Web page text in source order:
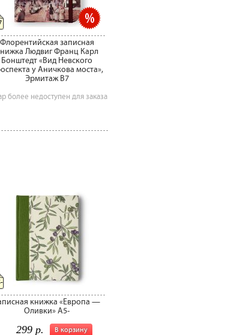
Флорентийская записная
Людвиг Франц Карл
Бонштедт «Вид Невского
у Аничкова моста»,
Эрмитаж B7
более недоступен для заказа
книжка «Европа —
Оливки» А5-
В корзину
299 р.